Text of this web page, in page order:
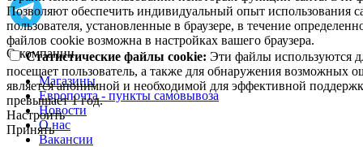
Позволяют обеспечить индивидуальный опыт использования
пользователя, установленные в браузере, в течение
файлов cookie возможна в настройках вашего браузера.
Статистические файлы cookie: Эти файлы используются
посещает пользователь, а также для обнаружения возможных
является анонимной и необходимой для эффективной
превышает 1 год.
Настроить
Принять
О компании
Магазины
Европочта - пункты самовывоза
Новости
О нас
Вакансии